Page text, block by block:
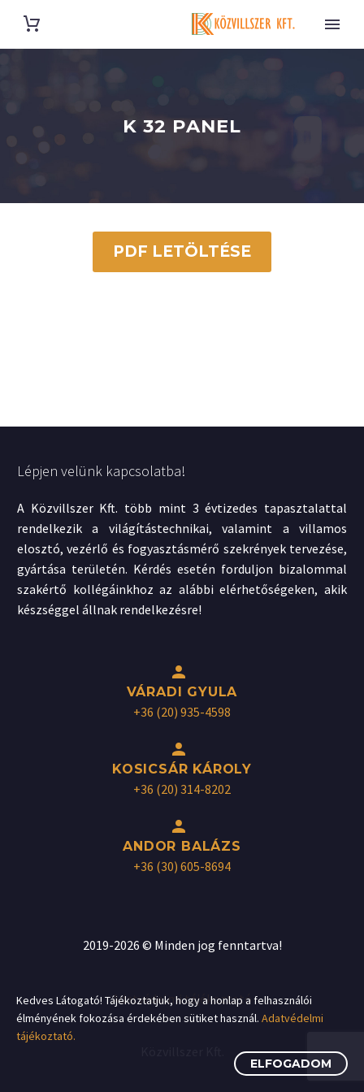
K 32 PANEL
PDF LETÖLTÉSE
Lépjen velünk kapcsolatba!
A Közvillszer Kft. több mint 3 évtizedes tapasztalattal
rendelkezik a világítástechnikai, valamint a villamos
elosztó, vezérlő és fogyasztásmérő szekrények tervezése,
gyártása területén. Kérdés esetén forduljon bizalommal
szakértő kollégáinkhoz az alábbi elérhetőségeken, akik
készséggel állnak rendelkezésre!


VÁRADI GYULA
+36 (20) 935-4598


KOSICSÁR KÁROLY
+36 (20) 314-8202


ANDOR BALÁZS
+36 (30) 605-8694
2019-2026 © Minden jog fenntartva!
Adatvédelmi tájékoztató
Kedves Látogató! Tájékoztatjuk, hogy a honlap a felhasználói
élményének fokozása érdekében sütiket használ. Adatvédelmi
tájékoztató.
ELFOGADOM